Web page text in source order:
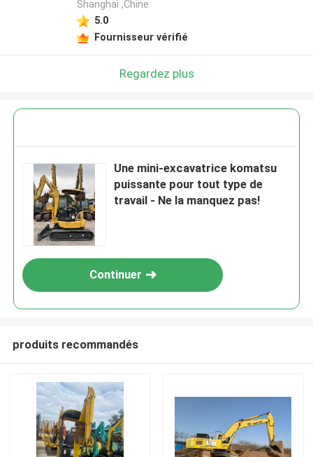
Shanghai ,Chine
5.0
Fournisseur vérifié
Regardez plus
Une mini-excavatrice komatsu
puissante pour tout type de
travail - Ne la manquez pas!
Continuer
produits recommandés